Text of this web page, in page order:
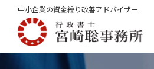
中小企業の資金繰り改善アドバイザー
トップページ